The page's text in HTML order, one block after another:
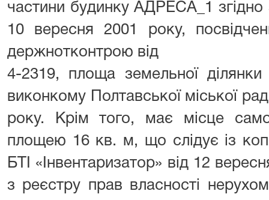
частини будинку АДРЕСА_1
10 вересня 2001 року,
держнотконтрою від 10
4-2319, площа земельної
виконкому Полтавської міської
року. Крім того, має місце
площею 16 кв. м, що слідує із
БТІ «Інвентаризатор» від 12
з реєстру прав власності